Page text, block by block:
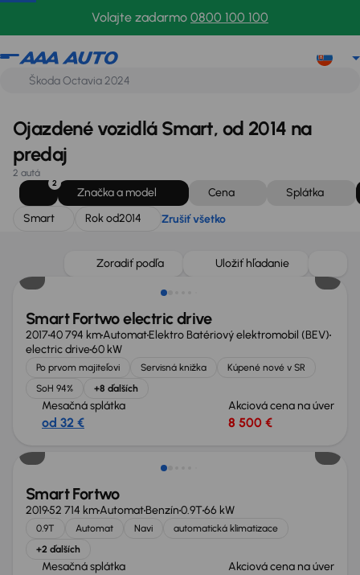
Volajte zadarmo 0800 100 100
Smart
Ojazdené vozidlá Smart, od 2014 na
predaj
2 autá
2
Značka a model Cena
Splátka
Smart
Rok od2014 Zrušiť všetko
Zoradiť podľa Uložiť hľadanie
Smart Fortwo electric drive
201740 794 kmAutomatElektro Batériový elektromobil (BEV)
electric drive60 kW
Po prvom majiteľovi Servisná knižka
Kúpené nové v SR
SoH 94%
+8 ďalších
Mesačná splátka
od 32 €
Akciová cena na úver
8 500 €
Smart Fortwo
201952 714 kmAutomatBenzín0.9T66 kW
0.9T Automat Navi
automatická klimatizace
+2 ďalších
Mesačná splátka Akciová cena na úver